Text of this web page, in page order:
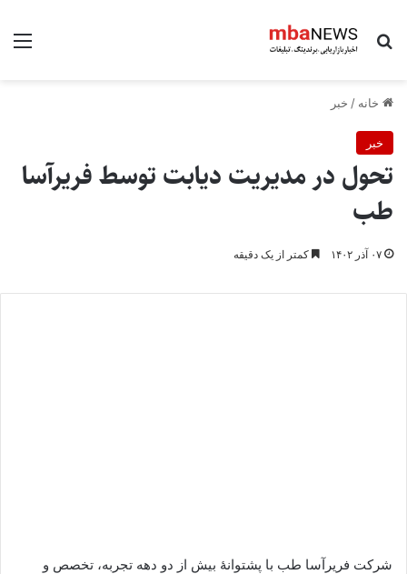
جستجو برای
خانه / خبر
خبر
تحول در مدیریت دیابت توسط فریرآسا
طب
۰۷ آذر ۱۴۰۲ کمتر از یک دقیقه
شرکت فریرآسا طب با پشتوانۀ بیش از دو دهه تجربه، تخصص و